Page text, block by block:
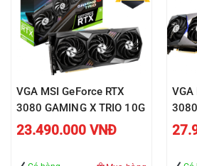
VGA MSI GeForce RTX
3080 GAMING X TRIO 10G
23.490.000 VNĐ
VGA